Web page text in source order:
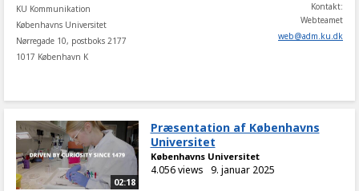
KU Kommunikation
Københavns Universitet
Nørregade 10, postboks 2177
1017 København K
Kontakt:
Webteamet
web@adm.ku.dk
02:18
Præsentation af Københavns
Universitet
Københavns Universitet
4.056 views 9. januar 2025